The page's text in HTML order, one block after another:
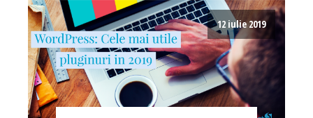
12 iulie 2019